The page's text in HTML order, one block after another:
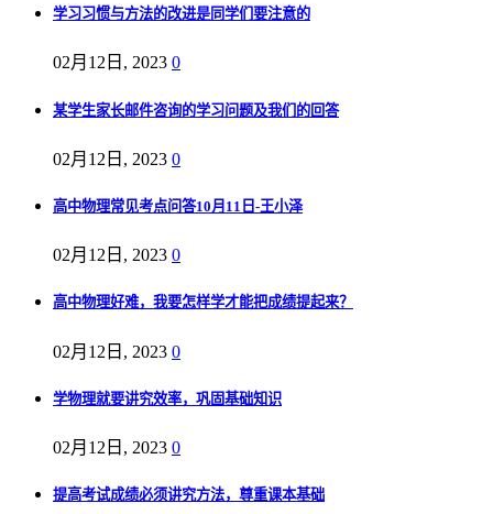
学习习惯与方法的改进是同学们要注意的
02月12日, 2023 0
某学生家长邮件咨询的学习问题及我们的回答
02月12日, 2023 0
高中物理常见考点问答10月11日-王小泽
02月12日, 2023 0
高中物理好难，我要怎样学才能把成绩提起来？
02月12日, 2023 0
学物理就要讲究效率，巩固基础知识
02月12日, 2023 0
提高考试成绩必须讲究方法，尊重课本基础